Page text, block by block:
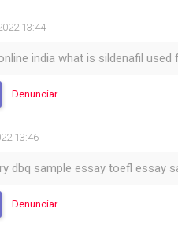
13:44
india what is sildenafil
Denunciar
13:46
dbq sample essay toefl essay
Denunciar